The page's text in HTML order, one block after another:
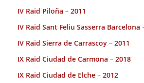
IV Raid Piloña – 2011
IV Raid Sant Feliu Sasserra Barcelona
IV Raid Sierra de Carrascoy – 2011
IX Raid Ciudad de Carmona – 2018
IX Raid Ciudad de Elche – 2012